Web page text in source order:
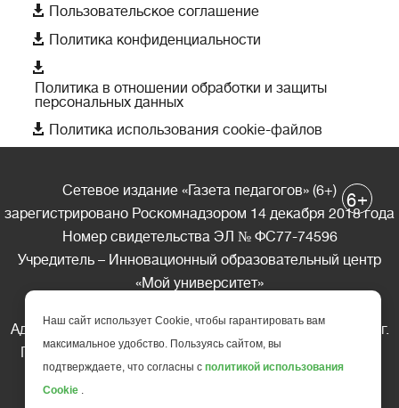
 Пользовательское соглашение
 Политика конфиденциальности

Политика в отношении обработки и защиты
персональных данных
 Политика использования cookie-файлов
Сетевое издание «Газета педагогов» (6+)
зарегистрировано Роскомнадзором 14 декабря 2018 года
Номер свидетельства ЭЛ № ФС77-74596
Учредитель – Инновационный образовательный центр
«Мой университет»
Адрес редакции: 185035 Россия, Республика Карелия, г.
Петрозаводск, ул. Фридриха Энгельса д.10, офис 211
Телефон редакции: +7 (499) 685-10-45
6+
Наш сайт использует Cookie, чтобы гарантировать вам
максимальное удобство. Пользуясь сайтом, вы
подтверждаете, что согласны с политикой использования
Cookie .